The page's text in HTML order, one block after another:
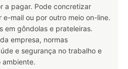
a pagar. Pode concretizar
mail ou por outro meio on-line.
em gôndolas e prateleiras.
empresa, normas
e segurança no trabalho e
ambiente.